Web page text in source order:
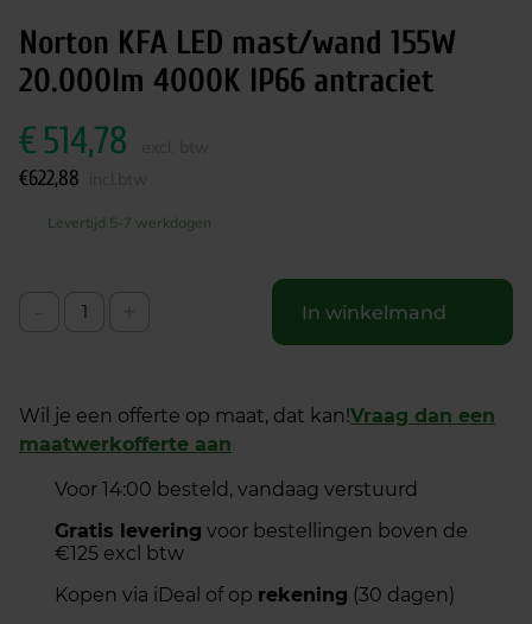
Norton KFA LED mast/wand 155W
20.000lm 4000K IP66 antraciet
€514,78
€622,88
Levertijd 5-7 werkdagen
In winkelmand
Wil je een offerte op maat, dat kan!Vraag dan een
maatwerkofferte aan
Voor 14:00 besteld, vandaag verstuurd
Gratis levering voor bestellingen boven de
€125 excl btw
Kopen via iDeal of op rekening (30 dagen)